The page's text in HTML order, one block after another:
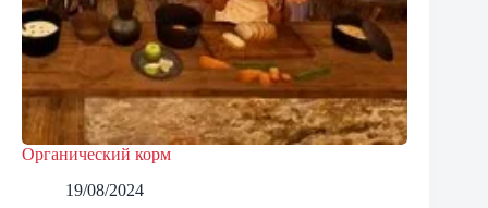
Органический корм
19/08/2024